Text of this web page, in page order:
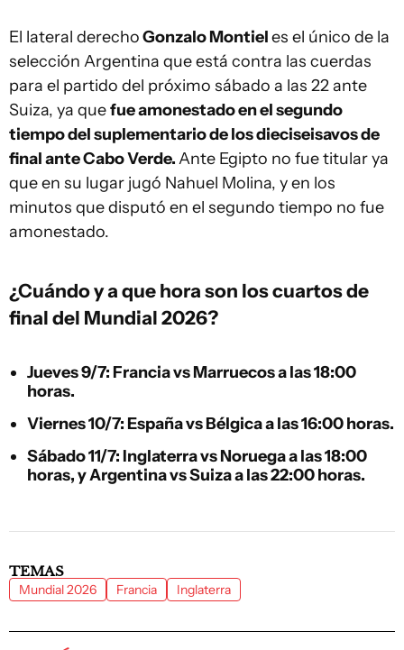
El lateral derechoGonzalo Montieles el único de la
selección Argentina que está contra las cuerdas
para el partido del próximo sábado a las 22 ante
Suiza, ya quefue amonestado en el segundo
tiempo del suplementario de los dieciseisavos de
final ante Cabo Verde.Ante Egipto no fue titular ya
que en su lugar jugó Nahuel Molina, y en los
minutos que disputó en el segundo tiempo no fue
amonestado.
¿Cuándo y a que hora son los cuartos de
final del Mundial 2026?
Jueves 9/7: Francia vs Marruecosa las18:00
horas.
Viernes 10/7: España vs Bélgicaa las16:00 horas.
Sábado 11/7: Inglaterra vs Noruegaa las18:00
horas, yArgentina vs Suizaa las22:00 horas.
TEMAS
Mundial 2026 Francia Inglaterra